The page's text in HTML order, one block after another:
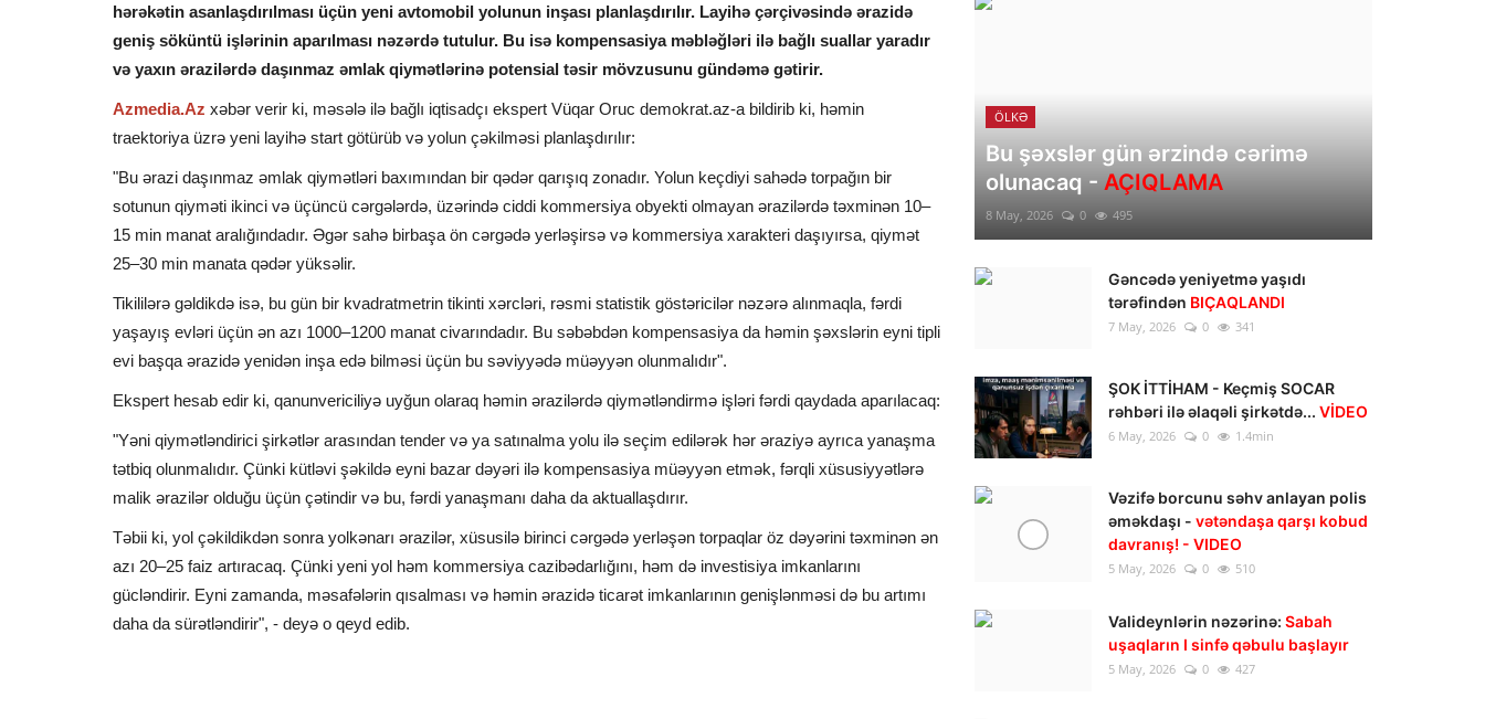
hərəkətin asanlaşdırılması üçün yeni avtomobil yolunun inşası planlaşdırılır. Layihə çərçivəsində ərazidə
geniş söküntü işlərinin aparılması nəzərdə tutulur. Bu isə kompensasiya məbləğləri ilə bağlı suallar yaradır
və yaxın ərazilərdə daşınmaz əmlak qiymətlərinə potensial təsir mövzusunu gündəmə gətirir.
Azmedia.Az xəbər verir ki, məsələ ilə bağlı iqtisadçı ekspert Vüqar Oruc demokrat.az-a bildirib ki, həmin
traektoriya üzrə yeni layihə start götürüb və yolun çəkilməsi planlaşdırılır:
"Bu ərazi daşınmaz əmlak qiymətləri baxımından bir qədər qarışıq zonadır. Yolun keçdiyi sahədə torpağın bir
sotunun qiyməti ikinci və üçüncü cərgələrdə, üzərində ciddi kommersiya obyekti olmayan ərazilərdə təxminən 10–
15 min manat aralığındadır. Əgər sahə birbaşa ön cərgədə yerləşirsə və kommersiya xarakteri daşıyırsa, qiymət
25–30 min manata qədər yüksəlir.
Tikililərə gəldikdə isə, bu gün bir kvadratmetrin tikinti xərcləri, rəsmi statistik göstəricilər nəzərə alınmaqla, fərdi
yaşayış evləri üçün ən azı 1000–1200 manat civarındadır. Bu səbəbdən kompensasiya da həmin şəxslərin eyni tipli
evi başqa ərazidə yenidən inşa edə bilməsi üçün bu səviyyədə müəyyən olunmalıdır".
Ekspert hesab edir ki, qanunvericiliyə uyğun olaraq həmin ərazilərdə qiymətləndirmə işləri fərdi qaydada aparılacaq:
"Yəni qiymətləndirici şirkətlər arasından tender və ya satınalma yolu ilə seçim edilərək hər əraziyə ayrıca yanaşma
tətbiq olunmalıdır. Çünki kütləvi şəkildə eyni bazar dəyəri ilə kompensasiya müəyyən etmək, fərqli xüsusiyyətlərə
malik ərazilər olduğu üçün çətindir və bu, fərdi yanaşmanı daha da aktuallaşdırır.
Təbii ki, yol çəkildikdən sonra yolkənarı ərazilər, xüsusilə birinci cərgədə yerləşən torpaqlar öz dəyərini təxminən ən
azı 20–25 faiz artıracaq. Çünki yeni yol həm kommersiya cazibədarlığını, həm də investisiya imkanlarını
gücləndirir. Eyni zamanda, məsafələrin qısalması və həmin ərazidə ticarət imkanlarının genişlənməsi də bu artımı
daha da sürətləndirir", - deyə o qeyd edib.
ÖLKƏ
Bu şəxslər gün ərzində cərimə
olunacaq - AÇIQLAMA
8 May, 2026 0 495
Gəncədə yeniyetmə yaşıdı
tərəfindən BIÇAQLANDI
7 May, 2026 0 341
ŞOK İTTİHAM - Keçmiş SOCAR
rəhbəri ilə əlaqəli şirkətdə... VİDEO
6 May, 2026 0 1.4min
Vəzifə borcunu səhv anlayan polis
əməkdaşı - vətəndaşa qarşı kobud
davranış! - VIDEO
5 May, 2026 0 510
Valideynlərin nəzərinə: Sabah
uşaqların I sinfə qəbulu başlayır
5 May, 2026 0 427